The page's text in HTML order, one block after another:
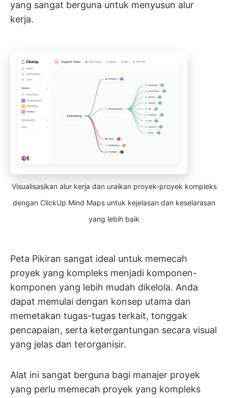
yang sangat berguna untuk menyusun alur
kerja.
Visualisasikan alur kerja dan uraikan proyek-proyek kompleks
dengan ClickUp Mind Maps untuk kejelasan dan keselarasan
yang lebih baik
Peta Pikiran sangat ideal untuk memecah
proyek yang kompleks menjadi komponen-
komponen yang lebih mudah dikelola. Anda
dapat memulai dengan konsep utama dan
memetakan tugas-tugas terkait, tonggak
pencapaian, serta ketergantungan secara visual
yang jelas dan terorganisir.
Alat ini sangat berguna bagi manajer proyek
yang perlu memecah proyek yang kompleks